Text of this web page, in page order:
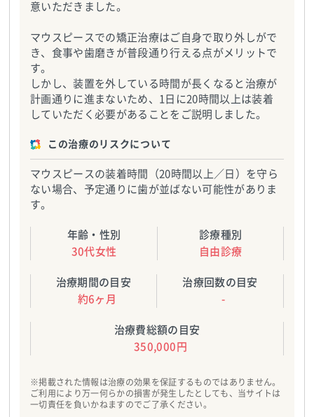
意いただきました。
マウスピースでの矯正治療はご自身で取り外しがで
き、食事や歯磨きが普段通り行える点がメリットで
す。
しかし、装置を外している時間が長くなると治療が
計画通りに進まないため、1日に20時間以上は装着
していただく必要があることをご説明しました。
この治療のリスクについて
マウスピースの装着時間（20時間以上／日）を守ら
ない場合、予定通りに歯が並ばない可能性がありま
す。
年齢・性別
30代女性
診療種別
自由診療
治療期間の目安
約6ヶ月
治療回数の目安
-
治療費総額の目安
350,000円
※掲載された情報は治療の効果を保証するものではありません。
ご利用により万一何らかの損害が発生したとしても、当サイトは
一切責任を負いかねますのでご了承ください。